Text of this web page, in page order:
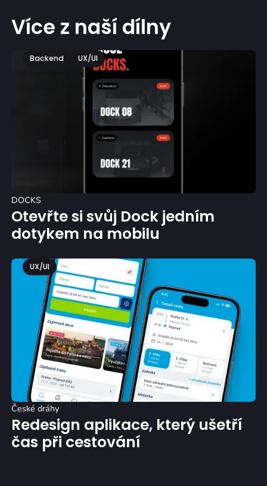
Více z naší dílny
Backend UX/UI
DOCKS
Otevřte si svůj Dock jedním
dotykem na mobilu
UX/UI
České dráhy
Redesign aplikace, který ušetří
čas při cestování